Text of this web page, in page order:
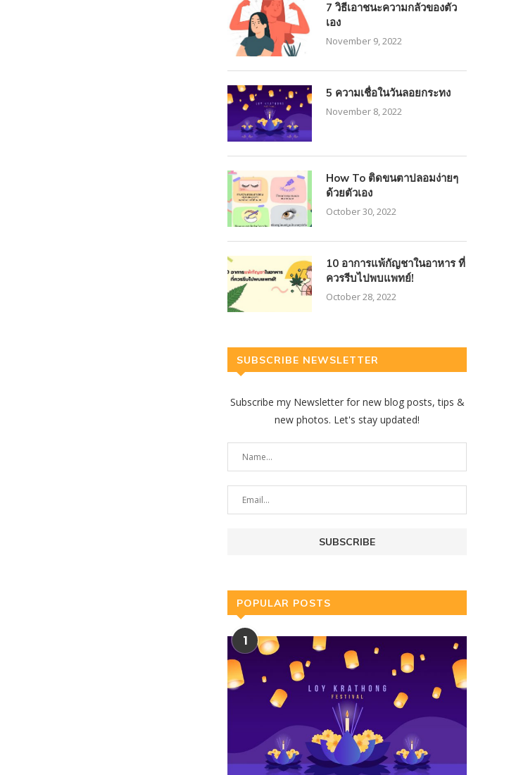
7 วิธีเอาชนะความกลัวของตัว
เอง
November 9, 2022
5 ความเชื่อในวันลอยกระทง
November 8, 2022
How To ติดขนตาปลอมง่ายๆ
ด้วยตัวเอง
October 30, 2022
10 อาการแพ้กัญชาในอาหาร ที่
ควรรีบไปพบแพทย์!
October 28, 2022
SUBSCRIBE NEWSLETTER
Subscribe my Newsletter for new blog posts, tips &
new photos. Let's stay updated!
POPULAR POSTS
1